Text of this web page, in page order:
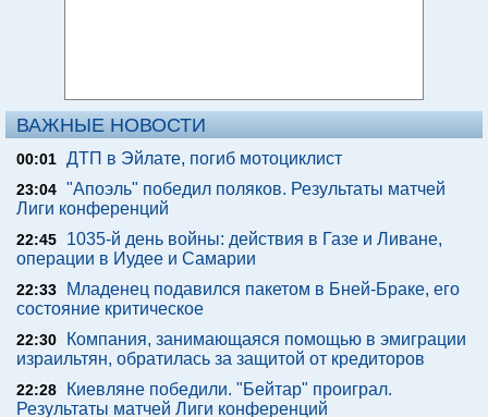
ВАЖНЫЕ НОВОСТИ
00:01 ДТП в Эйлате, погиб мотоциклист
23:04 "Апоэль" победил поляков. Результаты матчей
Лиги конференций
22:45
1035-й день войны: действия в Газе и Ливане,
операции в Иудее и Самарии
22:33
Младенец подавился пакетом в Бней-Браке, его
состояние критическое
22:30
Компания, занимающаяся помощью в эмиграции
израильтян, обратилась за защитой от кредиторов
22:28
Киевляне победили. "Бейтар" проиграл.
Результаты матчей Лиги конференций